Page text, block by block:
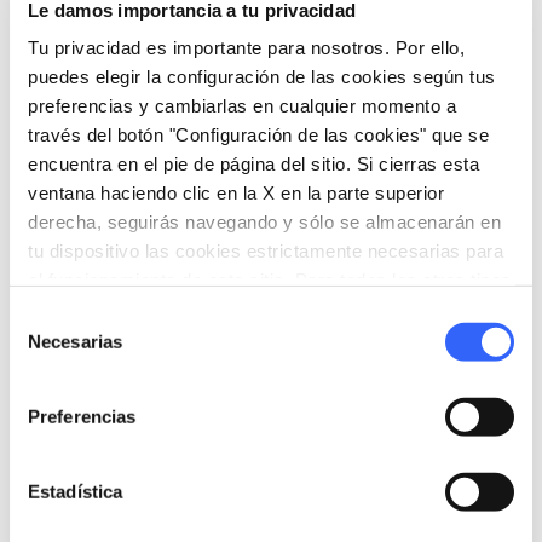
Le damos importancia a tu privacidad
Tu privacidad es importante para nosotros. Por ello,
puedes elegir la configuración de las cookies según tus
preferencias y cambiarlas en cualquier momento a
través del botón "Configuración de las cookies" que se
encuentra en el pie de página del sitio. Si cierras esta
ventana haciendo clic en la X en la parte superior
derecha, seguirás navegando y sólo se almacenarán en
tu dispositivo las cookies estrictamente necesarias para
Necesarias
Preferencias
Estadística
Informaciones